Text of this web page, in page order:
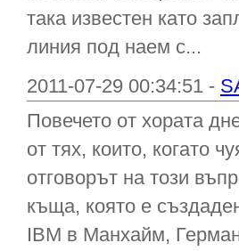
така известен като
линия под наем с...
2011-07-29 00:34:51 -
Повечето от хората
от тях, които, когато
отговорът на този
къща, която е
IBM в Манхайм,